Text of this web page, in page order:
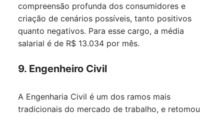
compreensão profunda dos consumidores e
criação de cenários possíveis, tanto positivos
quanto negativos. Para esse cargo, a média
salarial é de R$ 13.034 por mês.
9. Engenheiro Civil
A Engenharia Civil é um dos ramos mais
tradicionais do mercado de trabalho, e retomou